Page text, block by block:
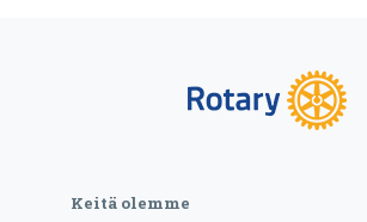
Keitä olemme